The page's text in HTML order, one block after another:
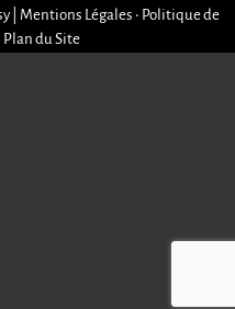
Mentions Légales • Politique de
Plan du Site